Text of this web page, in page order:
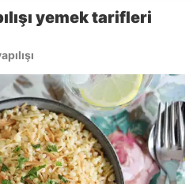
yemek tarifleri